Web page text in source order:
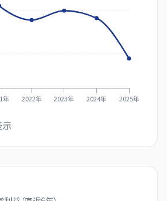
年 2022年 2023年 2024年 2025年